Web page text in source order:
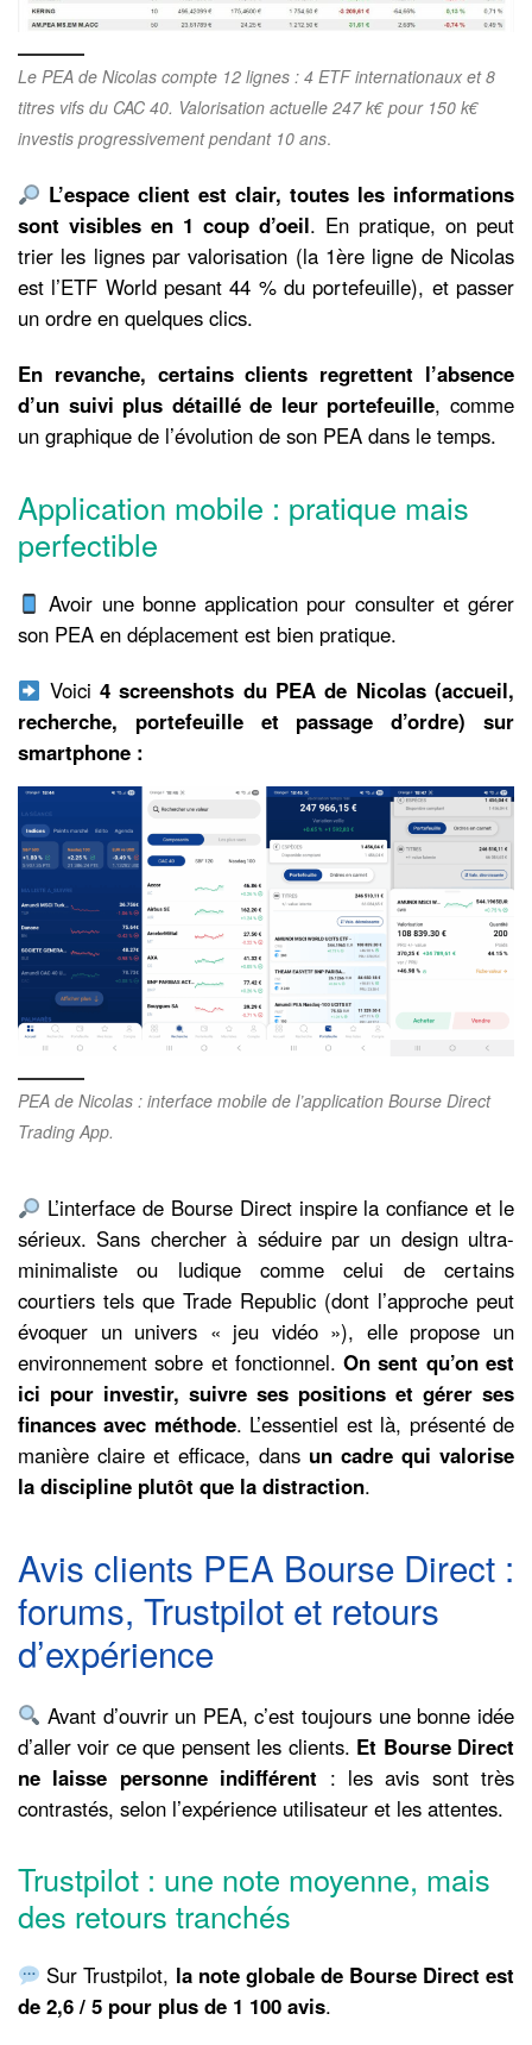
Le PEA de Nicolas compte 12 lignes : 4 ETF internationaux et 8
titres vifs du CAC 40. Valorisation actuelle 247 k€ pour 150 k€
investis progressivement pendant 10 ans.
L’espace client est clair, toutes les informations
sont visibles en 1 coup d’oeil. En pratique, on peut
trier les lignes par valorisation (la 1ère ligne de Nicolas
est l’ETF World pesant 44 % du portefeuille), et passer
un ordre en quelques clics.
En revanche, certains clients regrettent l’absence
d’un suivi plus détaillé de leur portefeuille, comme
un graphique de l’évolution de son PEA dans le temps.
Application mobile : pratique mais
perfectible
Avoir une bonne application pour consulter et gérer
son PEA en déplacement est bien pratique.
Voici 4 screenshots du PEA de Nicolas (accueil,
recherche, portefeuille et passage d’ordre) sur
smartphone :
PEA de Nicolas : interface mobile de l’application Bourse Direct
Trading App.
L’interface de Bourse Direct inspire la confiance et le
sérieux. Sans chercher à séduire par un design ultra-
minimaliste ou ludique comme celui de certains
courtiers tels que Trade Republic (dont l’approche peut
évoquer un univers « jeu vidéo »), elle propose un
environnement sobre et fonctionnel.On sent qu’on est
ici pour investir, suivre ses positions et gérer ses
finances avec méthode. L’essentiel est là, présenté de
manière claire et efficace, dans un cadre qui valorise
la discipline plutôt que la distraction.
Avis clients PEA Bourse Direct :
forums, Trustpilot et retours
d’expérience
Avant d’ouvrir un PEA, c’est toujours une bonne idée
d’aller voir ce que pensent les clients. Et Bourse Direct
ne laisse personne indifférent : les avis sont très
contrastés, selon l’expérience utilisateur et les attentes.
Trustpilot : une note moyenne, mais
des retours tranchés
Sur Trustpilot, la note globale de Bourse Direct est
de 2,6 / 5 pour plus de 1 100 avis.